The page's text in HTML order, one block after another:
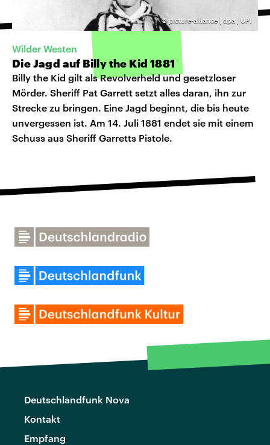
© picture-alliance | dpa | UPI
Wilder Westen
Die Jagd auf Billy the Kid 1881
Billy the Kid gilt als Revolverheld und gesetzloser
Mörder. Sheriff Pat Garrett setzt alles daran, ihn zur
Strecke zu bringen. Eine Jagd beginnt, die bis heute
unvergessen ist. Am 14. Juli 1881 endet sie mit einem
Schuss aus Sheriff Garretts Pistole.
Deutschlandfunk Nova
Kontakt
Empfang